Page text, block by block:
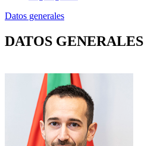
Datos generales
DATOS GENERALES